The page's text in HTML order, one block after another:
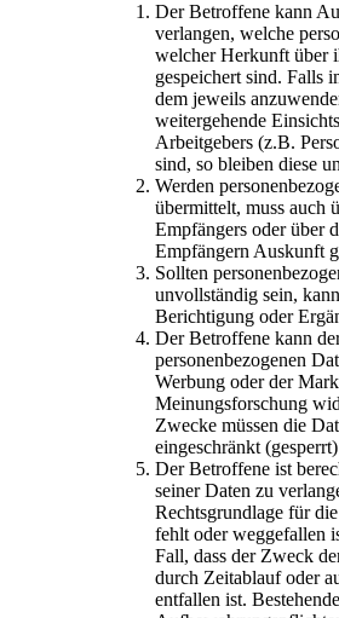
Der Betroffene kann
verlangen, welche
welcher Herkunft über
gespeichert sind. Falls
dem jeweils
weitergehende
Arbeitgebers (z.B.
sind, so bleiben diese
Werden
übermittelt, muss auch
Empfängers oder über
Empfängern Auskunft
Sollten
unvollständig sein,
Berichtigung oder
Der Betroffene kann
personenbezogenen
Werbung oder der
Meinungsforschung
Zwecke müssen die
eingeschränkt
Der Betroffene ist
seiner Daten zu
Rechtsgrundlage für
fehlt oder weggefallen
Fall, dass der Zweck
durch Zeitablauf oder
entfallen ist. Bestehende